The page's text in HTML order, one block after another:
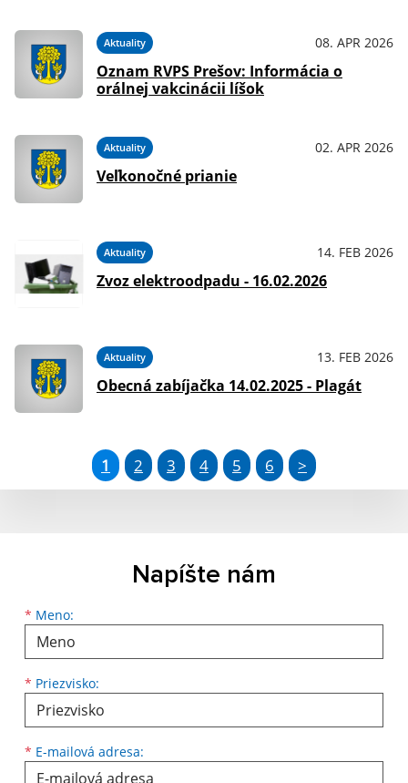
Aktuality 08. APR 2026
Oznam RVPS Prešov: Informácia o
orálnej vakcinácii líšok
Aktuality 02. APR 2026
Veľkonočné prianie
Aktuality 14. FEB 2026
Zvoz elektroodpadu - 16.02.2026
Aktuality 13. FEB 2026
Obecná zabíjačka 14.02.2025 - Plagát
1 2 3 4 5 6 >
Napíšte nám
* Meno:
Meno
* Priezvisko:
Priezvisko
* E-mailová adresa:
E-mailová adresa